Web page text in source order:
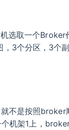
选取一个Broker
3个分区，3个
不是按照broker
机架1上，